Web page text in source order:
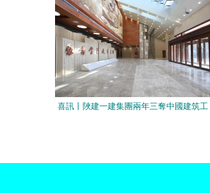
喜訊丨陜建一建集團兩年三奪中國建筑工